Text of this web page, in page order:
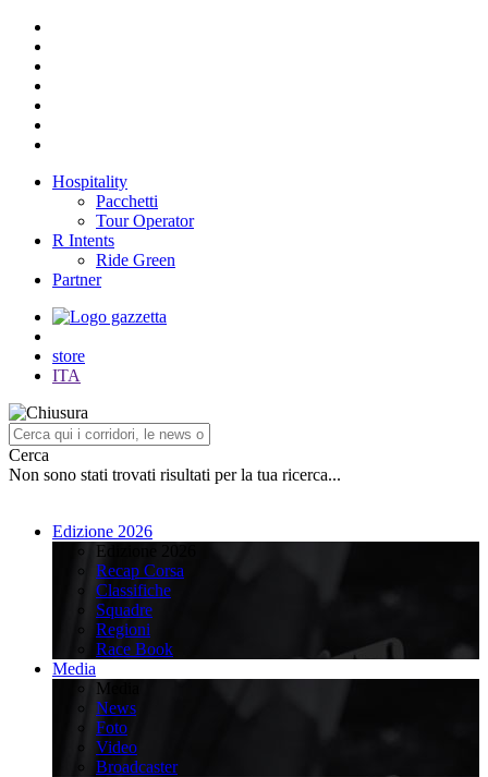
Hospitality
Pacchetti
Tour Operator
R Intents
Ride Green
Partner
store
ITA
Cerca
Non sono stati trovati risultati per la tua ricerca...
Edizione 2026
Edizione 2026
Recap Corsa
Classifiche
Squadre
Regioni
Race Book
Media
Media
News
Foto
Video
Broadcaster